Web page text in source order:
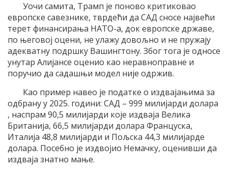
Уочи самита, Трамп је поново критиковао
европске савезнике, тврдећи да САД сносе највећи
терет финансирања НАТО-а, док европске државе,
по његовој оцени, не улажу довољно и не пружају
адекватну подршку Вашингтону. Због тога је односе
унутар Алијансе оценио као неравноправне и
поручио да садашњи модел није одржив.
Као пример навео је податке о издвајањима за
одбрану у 2025. години: САД – 999 милијарди долара
, наспрам 90,5 милијарди које издваја Велика
Британија, 66,5 милијарди долара Француска,
Италија 48,8 милијарди и Пољска 44,3 милијарде
долара. Посебно је издвојио Немачку, оценивши да
издваја знатно мање.